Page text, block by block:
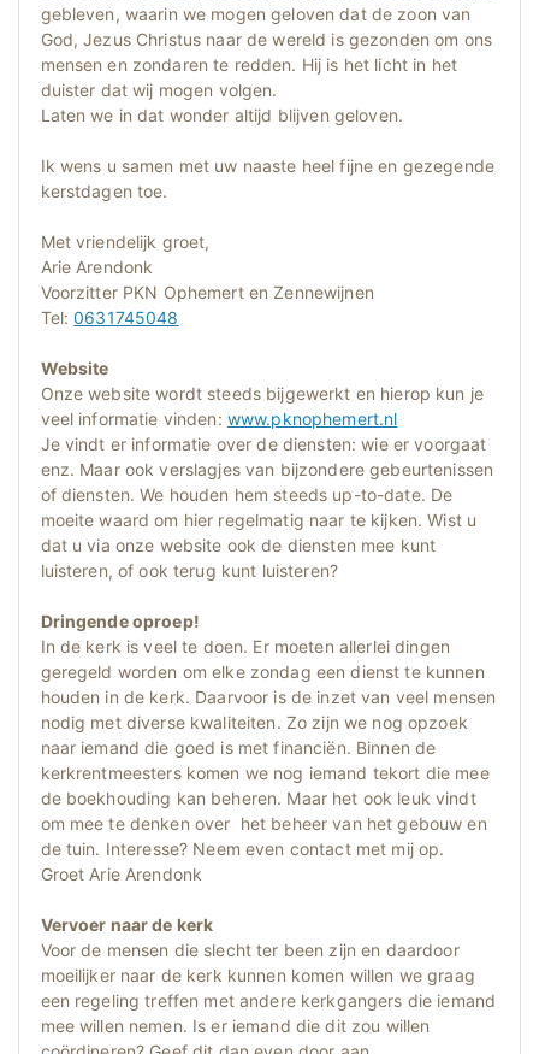
gebleven, waarin we mogen geloven dat de zoon van
God, Jezus Christus naar de wereld is gezonden om ons
mensen en zondaren te redden. Hij is het licht in het
duister dat wij mogen volgen.
Laten we in dat wonder altijd blijven geloven.
Ik wens u samen met uw naaste heel fijne en gezegende
kerstdagen toe.
Met vriendelijk groet,
Arie Arendonk
Voorzitter PKN Ophemert en Zennewijnen
Tel:0631745048
Website
Onze website wordt steeds bijgewerkt en hierop kun je
veel informatie vinden: www.pknophemert.nl
Je vindt er informatie over de diensten: wie er voorgaat
enz. Maar ook verslagjes van bijzondere gebeurtenissen
of diensten. We houden hem steeds up-to-date. De
moeite waard om hier regelmatig naar te kijken. Wist u
dat u via onze website ook de diensten mee kunt
luisteren, of ook terug kunt luisteren?
Dringende oproep!
In de kerk is veel te doen. Er moeten allerlei dingen
geregeld worden om elke zondag een dienst te kunnen
houden in de kerk. Daarvoor is de inzet van veel mensen
nodig met diverse kwaliteiten. Zo zijn we nog opzoek
naar iemand die goed is met financiën. Binnen de
kerkrentmeesters komen we nog iemand tekort die mee
de boekhouding kan beheren. Maar het ook leuk vindt
om mee te denken over het beheer van het gebouw en
de tuin. Interesse? Neem even contact met mij op.
Groet Arie Arendonk
Vervoer naar de kerk
Voor de mensen die slecht ter been zijn en daardoor
moeilijker naar de kerk kunnen komen willen we graag
een regeling treffen met andere kerkgangers die iemand
mee willen nemen. Is er iemand die dit zou willen